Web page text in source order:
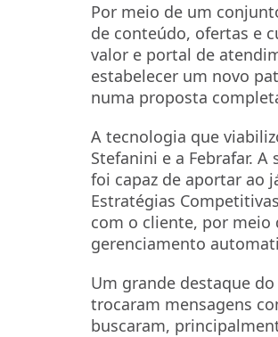
Por meio de um
de conteúdo, ofertas e
valor e portal de
estabelecer um novo
numa proposta
A tecnologia que
Stefanini e a Febrafar.
foi capaz de aportar ao
Estratégias
com o cliente, por meio
gerenciamento
Um grande destaque
trocaram mensagens
buscaram,